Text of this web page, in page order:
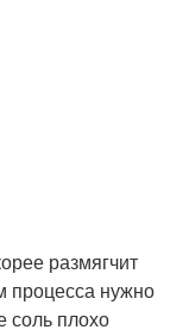
размягчит
процесса нужно
соль плохо